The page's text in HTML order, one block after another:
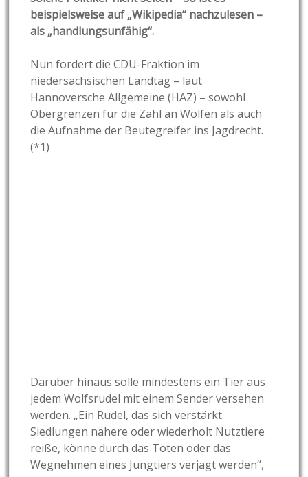
beispielsweise auf „Wikipedia“ nachzulesen –
als „handlungsunfähig“.
Nun fordert die CDU-Fraktion im
niedersächsischen Landtag – laut
Hannoversche Allgemeine (HAZ) – sowohl
Obergrenzen für die Zahl an Wölfen als auch
die Aufnahme der Beutegreifer ins Jagdrecht.
(*1)
Darüber hinaus solle mindestens ein Tier aus
jedem Wolfsrudel mit einem Sender versehen
werden. „Ein Rudel, das sich verstärkt
Siedlungen nähere oder wiederholt Nutztiere
reiße, könne durch das Töten oder das
Wegnehmen eines Jungtiers verjagt werden“,